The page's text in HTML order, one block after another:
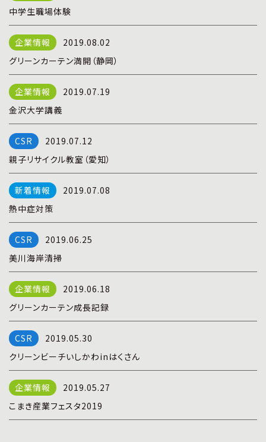
中学生職場体験
2019.08.02
グリーンカーテン満開（静岡）
2019.07.19
金沢大学講義
2019.07.12
親子リサイクル教室（愛知）
2019.07.08
熱中症対策
2019.06.25
美川海岸清掃
2019.06.18
グリーンカーテン成長記録
2019.05.30
クリーンビーチいしかわinはくさん
2019.05.27
こまき産業フェスタ2019